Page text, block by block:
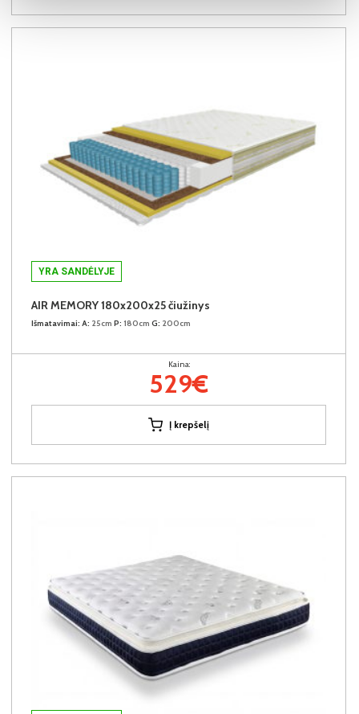
YRA SANDĖLYJE
AIR MEMORY 180x200x25 čiužinys
Išmatavimai: A: 25cm P: 180cm G: 200cm
Kaina:
529€
Į krepšelį